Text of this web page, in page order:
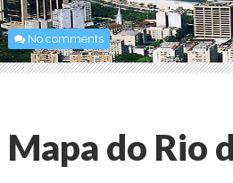
No comments
Mapa do Rio